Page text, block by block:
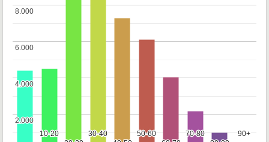
10-20
10-20
30-40
30-40
50-60
50-60
70-80
70-80
90+
90+
2.000
2.000
4.000
4.000
6.000
6.000
8.000
8.000